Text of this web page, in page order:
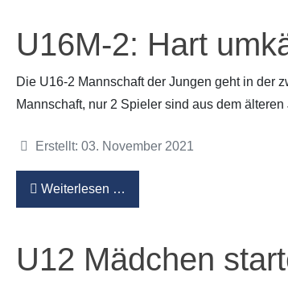
U16M-2: Hart
Die U16-2 Mannschaft der Jungen geht in der
Mannschaft, nur 2 Spieler sind aus dem
Details
Erstellt: 03. November 2021
Weiterlesen …
U12 Mädchen